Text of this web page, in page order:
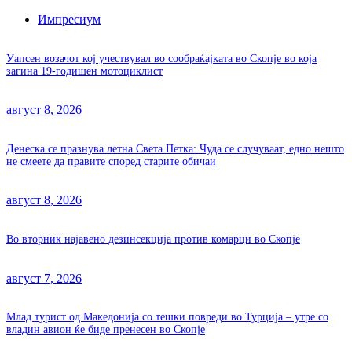
Импресиум
Уапсен возачот кој учествувал во сообраќајката во Скопје во која
загина 19-годишен мотоциклист
август 8, 2026
Денеска се празнува летна Света Петка: Чуда се случуваат, едно нешто
не смеете да правите според старите обичаи
август 8, 2026
Во вторник најавено дезинсекција против комарци во Скопје
август 7, 2026
Млад турист од Македонија со тешки повреди во Турција – утре со
владин авион ќе биде пренесен во Скопје